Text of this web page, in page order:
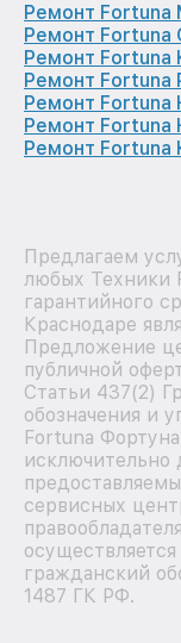
Ремонт Fortuna
Ремонт Fortuna
Ремонт Fortuna
Ремонт Fortuna
Ремонт
Ремонт Fortuna
Ремонт Fortuna
Предлагаем
любых Техники
гарантийного
Краснодаре
Предложение
публичной
Статьи 437(2)
обозначения и
Fortuna
исключительно
сервисных
гражданский
1487 ГК РФ.